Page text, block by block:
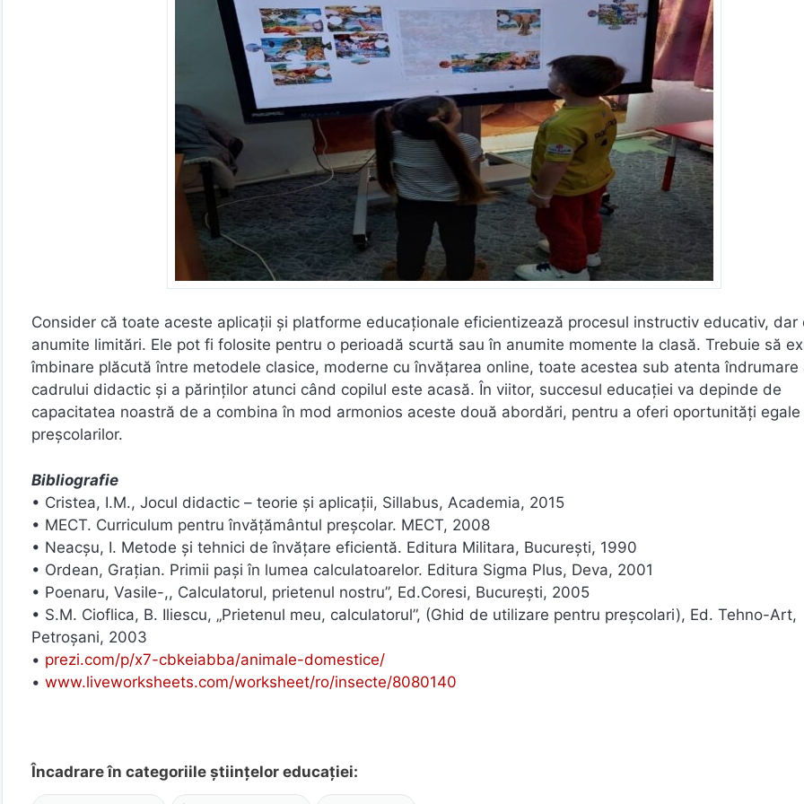
Consider că toate aceste aplicații și platforme educaționale eficientizează procesul instructiv educativ, dar
anumite limitări. Ele pot fi folosite pentru o perioadă scurtă sau în anumite momente la clasă. Trebuie să
îmbinare plăcută între metodele clasice, moderne cu învățarea online, toate acestea sub atenta îndrumare
cadrului didactic și a părinților atunci când copilul este acasă. În viitor, succesul educației va depinde de
capacitatea noastră de a combina în mod armonios aceste două abordări, pentru a oferi oportunități
preșcolarilor.
Bibliografie
• Cristea, I.M., Jocul didactic – teorie și aplicații, Sillabus, Academia, 2015
• MECT. Curriculum pentru învățământul preșcolar. MECT, 2008
• Neacșu, I. Metode și tehnici de învățare eficientă. Editura Militara, București, 1990
• Ordean, Grațian. Primii pași în lumea calculatoarelor. Editura Sigma Plus, Deva, 2001
• Poenaru, Vasile-,, Calculatorul, prietenul nostru”, Ed.Coresi, Bucureşti, 2005
• S.M. Cioflica, B. Iliescu, „Prietenul meu, calculatorul”, (Ghid de utilizare pentru preşcolari), Ed. Tehno-Art,
Petroşani, 2003
• prezi.com/p/x7-cbkeiabba/animale-domestice/
• www.liveworksheets.com/worksheet/ro/insecte/8080140
Încadrare în categoriile științelor educației: